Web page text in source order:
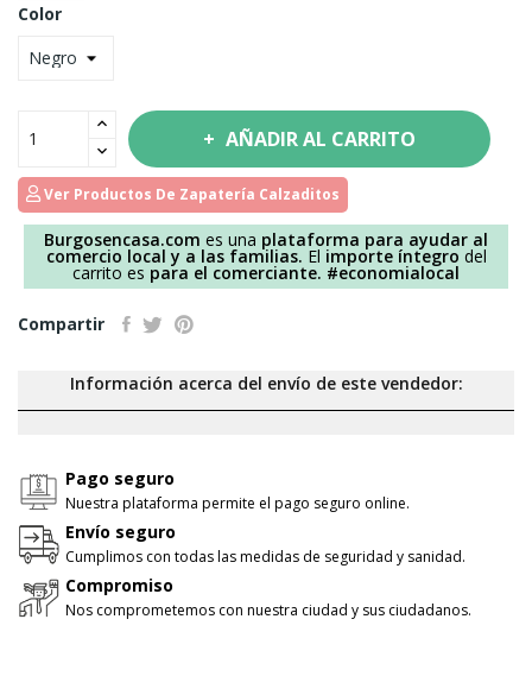
Color
AÑADIR AL CARRITO
Ver Productos De Zapatería Calzaditos
Burgosencasa.com es una plataforma para ayudar al
comercio local y a las familias. El importe íntegro del
carrito es para el comerciante. #economialocal
Compartir
Información acerca del envío de este vendedor:
Pago seguro
Nuestra plataforma permite el pago seguro online.
Envío seguro
Cumplimos con todas las medidas de seguridad y sanidad.
Compromiso
Nos comprometemos con nuestra ciudad y sus ciudadanos.